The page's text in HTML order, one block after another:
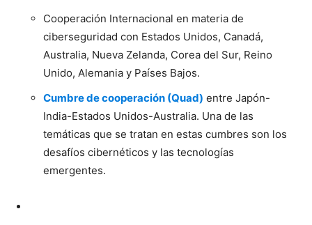
Cooperación Internacional en materia de
ciberseguridad con Estados Unidos, Canadá,
Australia, Nueva Zelanda, Corea del Sur, Reino
Unido, Alemania y Países Bajos.
Cumbre de cooperación (Quad) entre Japón-
India-Estados Unidos-Australia. Una de las
temáticas que se tratan en estas cumbres son los
desafíos cibernéticos y las tecnologías
emergentes.